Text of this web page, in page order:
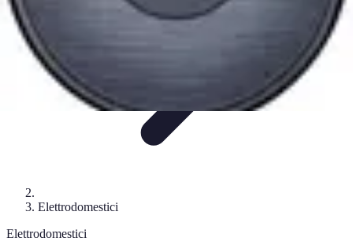
Elettrodomestici
Elettrodomestici